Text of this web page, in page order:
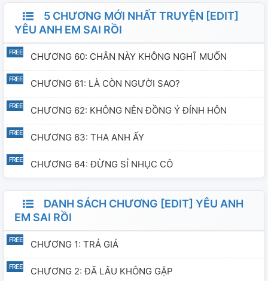
thể dễ dàng bỏ qua cho mình chứ... --------------------
------ Góc editor: Mình tìm truyện để đọc nhưng hình
như không ai edit tiếp, nên mình edit chỉ nhằm mục đích
mong muốn đọc full của mình là chính thôi. Vì lần đầu
edit nên có thể văn phong không được mượt cho lắm
5 CHƯƠNG MỚI NHẤT TRUYỆN [EDIT]
YÊU ANH EM SAI RỒI
CHƯƠNG 60: CHÂN NÀY KHÔNG NGHĨ MUỐN
CHƯƠNG 61: LÀ CÒN NGƯỜI SAO?
CHƯƠNG 62: KHÔNG NÊN ĐỒNG Ý ĐÍNH HÔN
CHƯƠNG 63: THA ANH ẤY
CHƯƠNG 64: ĐỪNG SỈ NHỤC CÔ
DANH SÁCH CHƯƠNG [EDIT] YÊU ANH
EM SAI RỒI
CHƯƠNG 1: TRẢ GIÁ
CHƯƠNG 2: ĐÃ LÂU KHÔNG GẶP